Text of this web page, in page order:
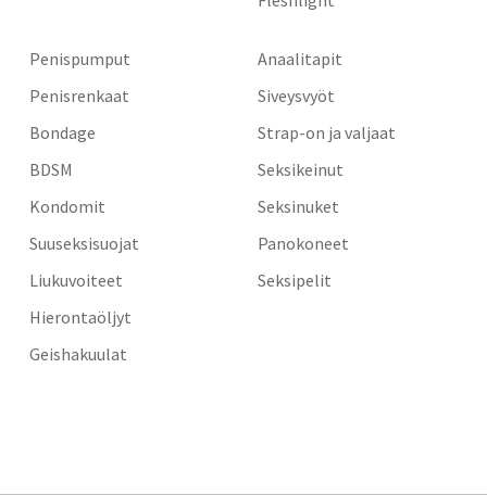
Penispumput
Penisrenkaat
Bondage
BDSM
Kondomit
Suuseksisuojat
Liukuvoiteet
Hierontaöljyt
Geishakuulat
Anaalitapit
Siveysvyöt
Strap-on ja valjaat
Seksikeinut
Seksinuket
Panokoneet
Seksipelit